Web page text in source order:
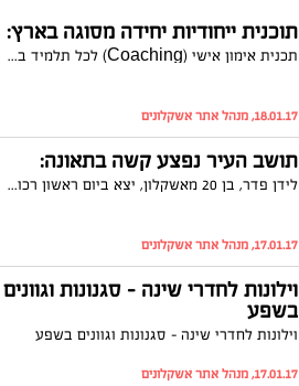
תוכנית ייחודיות יחידה מסוגה בארץ:
תכנית אימון אישי (Coaching) לכל תלמיד בבית ספר 'אור החיים המתחדש' באשקלון: במסגרת הייחודיות הבית ספרית 'מאמנים להצלחה' זוכה כל תלמיד לתכנית אימון אישי, המעניקה לו ארגז כלים למימוש עצמי, הצלחה והגשמת יעדים
18.01.17, מנהל אתר אשקלונים
תושב העיר נפצע קשה בתאונה:
לידן פדר, בן 20 מאשקלון, יצא ביום ראשון רכוב על אופנוע מבסיס חיל האוויר בו הוא משרת בתל נוף. רכב פגע בו ופצע אותו בצורה קשה. מאז הוא עבר ארבעה ניתוחים וכעת מורדם ומונשם. חברתו, הדר שטרית: "מתפללים שיצא מזה בע"ה"
17.01.17, מנהל אתר אשקלונים
וילונות לחדרי שינה - סגנונות וגוונים
בשפע
וילונות לחדרי שינה - סגנונות וגוונים בשפע
17.01.17, מנהל אתר אשקלונים